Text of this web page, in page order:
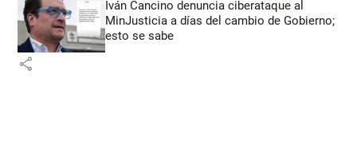
Iván Cancino denuncia ciberataque al
MinJusticia a días del cambio de Gobierno;
esto se sabe
share